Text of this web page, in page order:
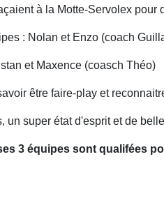
à la Motte-Servolex
: Nolan et Enzo (coach
et Maxence (coasch Théo)
être faire-play et
super état d'esprit et de
3 équipes sont qualifées